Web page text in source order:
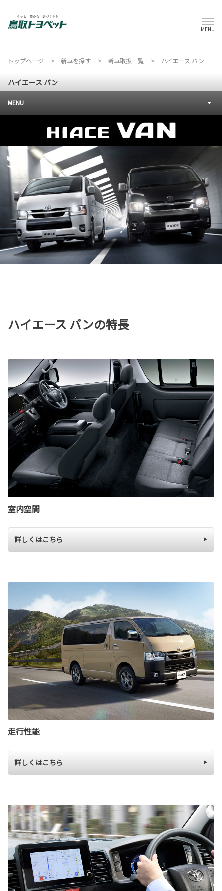
MENU
トップページ 新車を探す 新車取扱一覧 ハイエース バン
ハイエース バン
MENU
ハイエース バンの特長
室内空間
詳しくはこちら
走行性能
詳しくはこちら